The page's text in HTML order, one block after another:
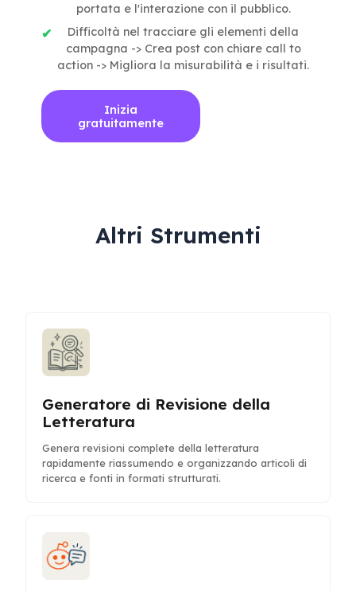
portata e l'interazione con il pubblico.
Difficoltà nel tracciare gli elementi della
campagna -> Crea post con chiare call to
action -> Migliora la misurabilità e i risultati.
Inizia
gratuitamente
Altri Strumenti
Generatore di Revisione della
Letteratura
Genera revisioni complete della letteratura
rapidamente riassumendo e organizzando articoli di
ricerca e fonti in formati strutturati.